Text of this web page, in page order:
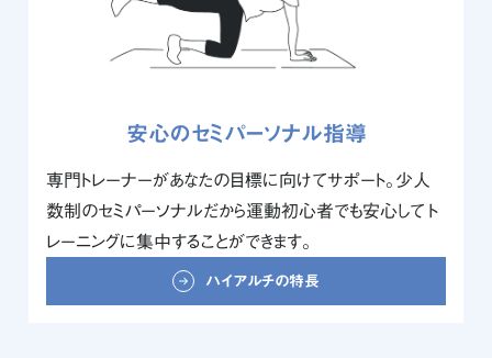
安心のセミパーソナル指導
専門トレーナーがあなたの目標に向けてサポート。少人
数制のセミパーソナルだから運動初心者でも安心して ト
レーニングに集中することができます。
ハイアルチの特長